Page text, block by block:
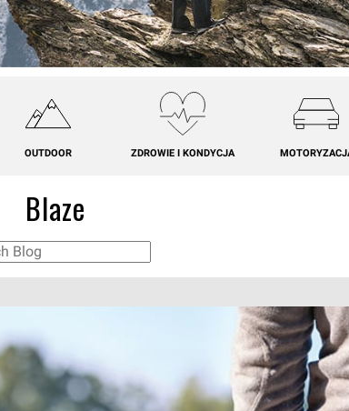
OUTDOOR ZDROWIE I KONDYCJA
Blaze